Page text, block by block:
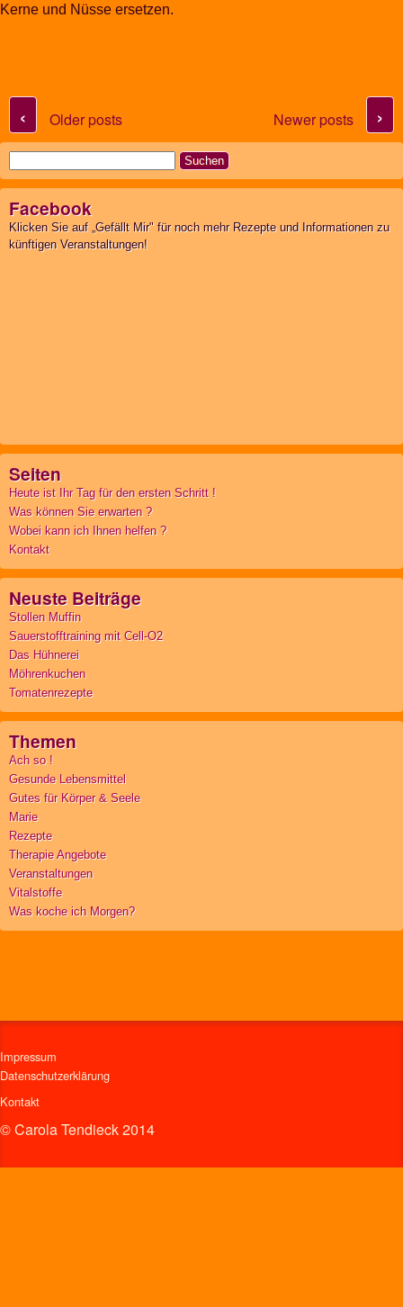
Kerne und Nüsse ersetzen.
‹ Older posts Newer posts ›
nach:
Facebook
Klicken Sie auf „Gefällt Mir" für noch mehr Rezepte und Informationen zu
künftigen Veranstaltungen!
Seiten
Heute ist Ihr Tag für den ersten Schritt !
Was können Sie erwarten ?
Wobei kann ich Ihnen helfen ?
Kontakt
Neuste Beiträge
Stollen Muffin
Sauerstofftraining mit Cell-O2
Das Hühnerei
Möhrenkuchen
Tomatenrezepte
Themen
Ach so !
Gesunde Lebensmittel
Gutes für Körper & Seele
Marie
Rezepte
Therapie Angebote
Veranstaltungen
Vitalstoffe
Was koche ich Morgen?
Impressum
Datenschutzerklärung
Kontakt
© Carola Tendieck 2014